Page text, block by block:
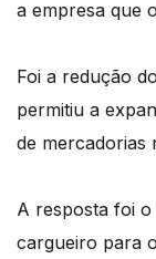
a empresa que
Foi a redução
permitiu a
de mercadorias
A resposta foi
cargueiro para